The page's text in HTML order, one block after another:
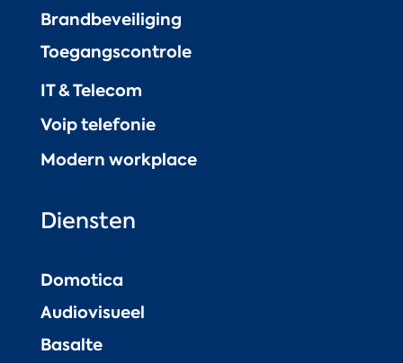
Brandbeveiliging
Toegangscontrole
IT & Telecom
Voip telefonie
Modern workplace
Diensten
Domotica
Audiovisueel
Basalte